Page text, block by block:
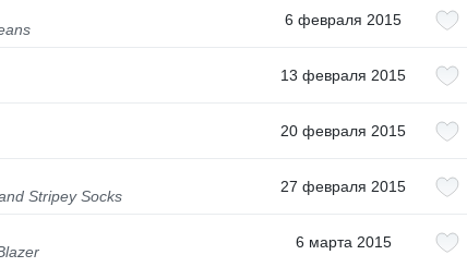
6 февраля 2015
13 февраля 2015
20 февраля 2015
Stripey Socks
27 февраля 2015
6 марта 2015